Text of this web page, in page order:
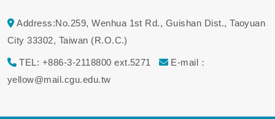
Address:No.259, Wenhua 1st Rd., Guishan Dist., Taoyuan
City 33302, Taiwan (R.O.C.)
TEL: +886-3-2118800 ext.5271
E-mail：
yellow@mail.cgu.edu.tw